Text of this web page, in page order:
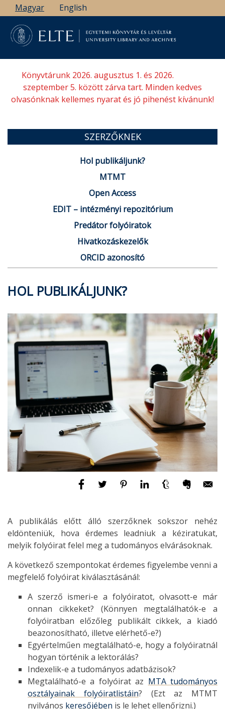
Ugrás
a
tartalomra
Magyar English
Könyvtárunk 2026. augusztus 1. és 2026.
szeptember 5. között zárva tart. Minden kedves
olvasónknak kellemes nyarat és jó pihenést kívánunk!
SZERZŐKNEK
Hol publikáljunk?
MTMT
Open Access
EDIT – intézményi repozitórium
Predátor folyóiratok
Hivatkozáskezelők
ORCID azonosító
HOL PUBLIKÁLJUNK?
A publikálás előtt álló szerzőknek sokszor nehéz
eldönteniük, hova érdemes leadniuk a kéziratukat,
melyik folyóirat felel meg a tudományos elvárásoknak.
A következő szempontokat érdemes figyelembe venni a
megfelelő folyóirat kiválasztásánál:
A szerző ismeri-e a folyóiratot, olvasott-e már
onnan cikkeket? (Könnyen megtalálhatók-e a
folyóiratban előzőleg publikált cikkek, a kiadó
beazonosítható, illetve elérhető-e?)
Egyértelműen megtalálható-e, hogy a folyóiratnál
hogyan történik a lektorálás?
Indexelik-e a tudományos adatbázisok?
Megtalálható-e a folyóirat az MTA tudományos
osztályainak folyóiratlistáin? (Ezt az MTMT
nyilvános keresőjében is le lehet ellenőrizni.)